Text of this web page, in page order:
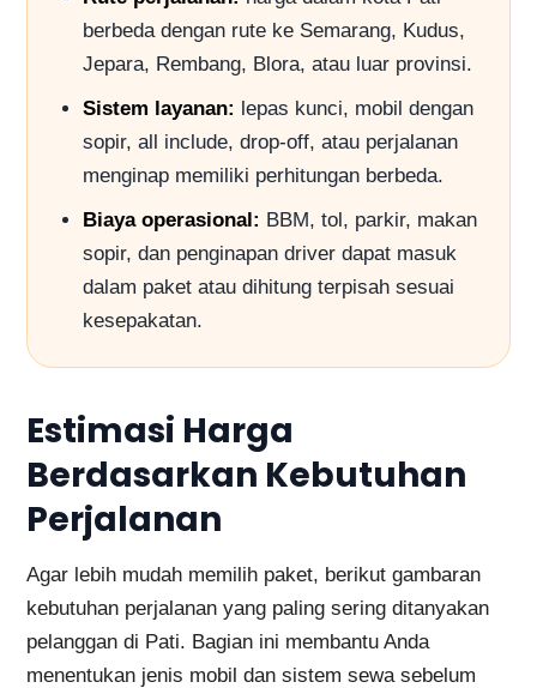
berbeda dengan rute ke Semarang, Kudus,
Jepara, Rembang, Blora, atau luar provinsi.
Sistem layanan: lepas kunci, mobil dengan
sopir, all include, drop-off, atau perjalanan
menginap memiliki perhitungan berbeda.
Biaya operasional: BBM, tol, parkir, makan
sopir, dan penginapan driver dapat masuk
dalam paket atau dihitung terpisah sesuai
kesepakatan.
Estimasi Harga
Berdasarkan Kebutuhan
Perjalanan
Agar lebih mudah memilih paket, berikut gambaran
kebutuhan perjalanan yang paling sering ditanyakan
pelanggan di Pati. Bagian ini membantu Anda
menentukan jenis mobil dan sistem sewa sebelum